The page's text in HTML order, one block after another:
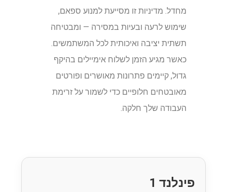
מחדל. מדיניות זו מסייעת למנוע ספאם,
שימוש לרעה ובעיות במסירה — ומבטיחה
תשתית יציבה ואיכותית לכל המשתמשים.
כאשר מגיע הזמן לשלוח אימיילים בהיקף
גדול, קיימים פתרונות מאושרים ופורטים
מאובטחים חלופיים כדי לשמור על זרימת
העבודה שלך חלקה.
פינלנד 1